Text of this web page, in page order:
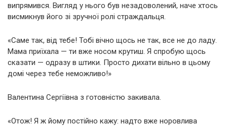
випрямився. Вигляд у нього був незадоволений, наче хтось
висмикнув його зі зручної ролі страждальця.
«Саме так, від тебе! Тобі вічно щось не так, все не до ладу.
Мама приїхала — ти вже носом крутиш. Я спробую щось
сказати — одразу в штики. Просто дихати вільно в цьому
домі через тебе неможливо!»
Валентина Сергіївна з готовністю закивала.
«Отож! Я ж йому постійно кажу: надто вже норовлива